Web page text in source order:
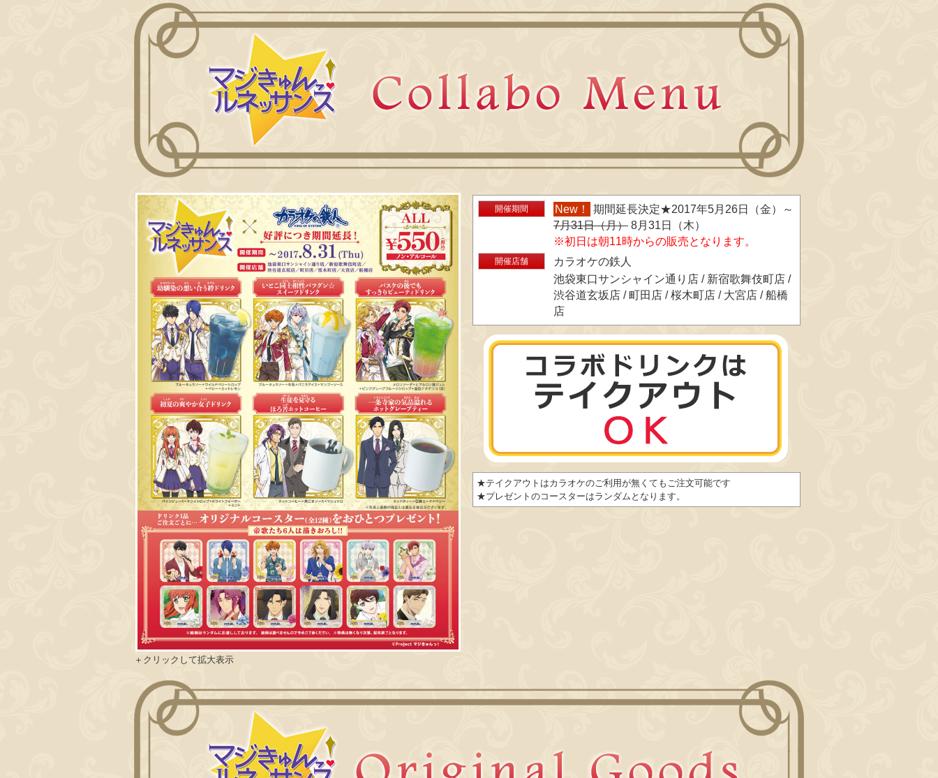
＋クリックして拡大表示
開催期間 New！
期間延長決定★2017年5月26日（金）～
7月31日（月） 8月31日（木）
※初日は朝11時からの販売となります。
開催店舗
カラオケの鉄人
池袋東口サンシャイン通り店 / 新宿歌舞伎町店 /
渋谷道玄坂店 / 町田店 / 桜木町店 / 大宮店 / 船橋
店
★テイクアウトはカラオケのご利用が無くてもご注文可能です
★プレゼントのコースターはランダムとなります。